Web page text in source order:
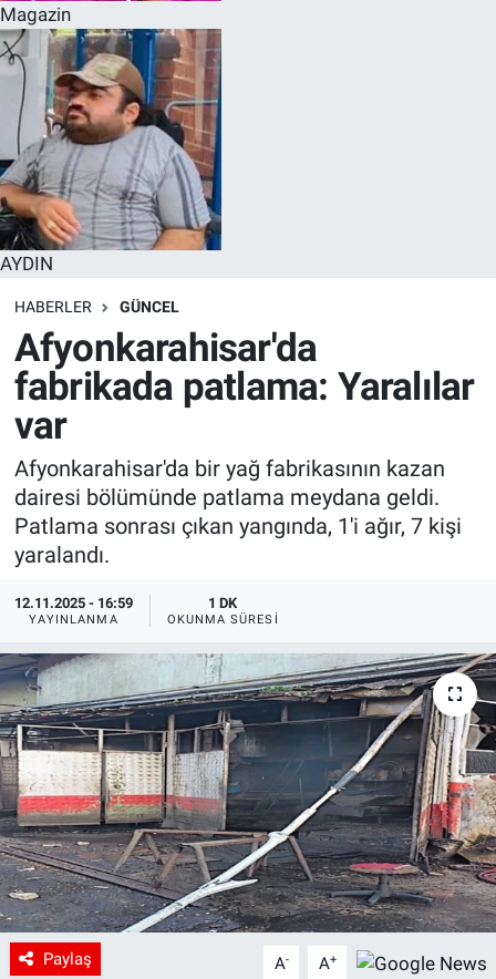
Magazin
AYDIN
HABERLER GÜNCEL
Afyonkarahisar'da
fabrikada patlama: Yaralılar
var
Afyonkarahisar'da bir yağ fabrikasının kazan
dairesi bölümünde patlama meydana geldi.
Patlama sonrası çıkan yangında, 1'i ağır, 7 kişi
yaralandı.
12.11.2025 - 16:59
YAYINLANMA
1 DK
OKUNMA SÜRESI
Paylaş A- A+